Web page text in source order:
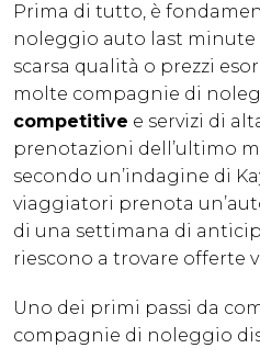
Prima di tutto, è
noleggio auto last
scarsa qualità o prezzi
molte compagnie di
competitive e servizi di
prenotazioni dell’ultimo
secondo un’indagine di
viaggiatori prenota
di una settimana di
riescono a trovare offerte
Uno dei primi passi da
compagnie di noleggio